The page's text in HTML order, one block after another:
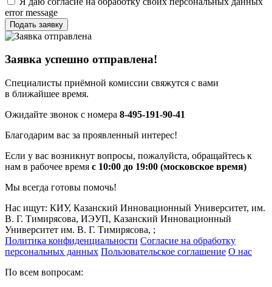
error message
Подать заявку
Заявка успешно отправлена!
Специалисты приёмной комиссии свяжутся с вами
в ближайшее время.
Ожидайте звонок с номера 8-495-191-90-41
Благодарим вас за проявленный интерес!
Если у вас возникнут вопросы, пожалуйста, обращайтесь к
нам в рабочее время с 10:00 до 19:00 (московское время)
Мы всегда готовы помочь!
Нас ищут: КИУ, Казанский Инновационный Университет, им.
В. Г. Тимирясова, ИЭУП, Казанский Инновационный
Университет им. В. Г. Тимирясова, ;
Политика конфиденциальности Согласие на обработку
персональных данных Пользовательское соглашение О нас
По всем вопросам: